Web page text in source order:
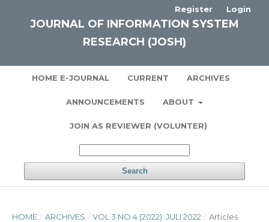
JOURNAL OF INFORMATION SYSTEM
RESEARCH (JOSH)
HOME E-JOURNAL CURRENT ARCHIVES
ANNOUNCEMENTS ABOUT
JOIN AS REVIEWER (VOLUNTER)
Search
Register Login
HOME / ARCHIVES / VOL 3 NO 4 (2022): JULI 2022 / Articles